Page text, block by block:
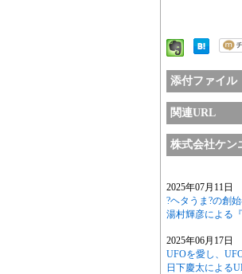
添付ファイル
関連URL
株式会社ケン
2025年07月11
?ヘタうま?の創
湯村輝彦による
2025年06月17
UFOを愛し、
日下慶太による